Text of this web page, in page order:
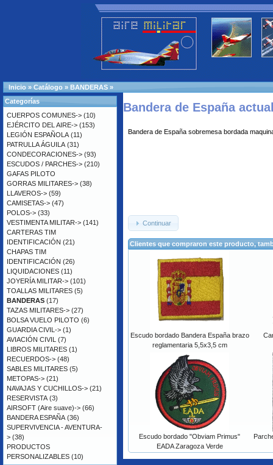
Inicio » Catálogo » BANDERAS »
Bandera de España
Bandera de España sobremesa bordada
Continuar
Clientes que compraron este producto,
Escudo bordado Bandera España brazo
reglamentaria 5,5x3,5 cm
Escudo bordado "Obviam Primus"
EADA Zaragoza Verde
Categorías
CUERPOS COMUNES-> (10)
EJÉRCITO DEL AIRE-> (153)
LEGIÓN ESPAÑOLA (11)
PATRULLA ÁGUILA (31)
CONDECORACIONES-> (93)
ESCUDOS / PARCHES-> (210)
GAFAS PILOTO
GORRAS MILITARES-> (38)
LLAVEROS-> (59)
CAMISETAS-> (47)
POLOS-> (33)
VESTIMENTA MILITAR-> (141)
CARTERAS TIM
IDENTIFICACIÓN (21)
CHAPAS TIM
IDENTIFICACIÓN (26)
LIQUIDACIONES (11)
JOYERÍA MILITAR-> (101)
TOALLAS MILITARES (5)
BANDERAS (17)
TAZAS MILITARES-> (27)
BOLSA VUELO PILOTO (6)
GUARDIA CIVIL-> (1)
AVIACIÓN CIVIL (7)
LIBROS MILITARES (1)
RECUERDOS-> (48)
SABLES MILITARES (5)
METOPAS-> (21)
NAVAJAS Y CUCHILLOS-> (21)
RESERVISTA (3)
AIRSOFT (Aire suave)-> (66)
BANDERA ESPAÑA (36)
SUPERVIVENCIA - AVENTURA-
> (38)
PRODUCTOS
PERSONALIZABLES (10)